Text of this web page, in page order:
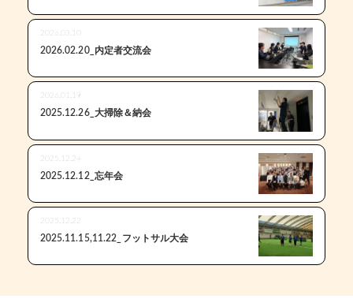
2026.03.10
2026.02.20_内定者交流会
2026.01.19
2025.12.26_大掃除＆納会
2025.12.24
2025.12.12_忘年会
2025.12.22
2025.11.15,11.22_フットサル大会